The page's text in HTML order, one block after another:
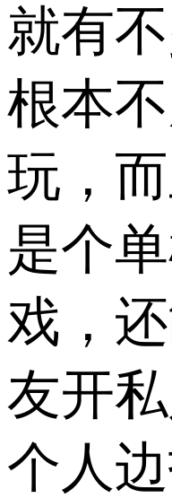
就有
根本
玩，
是个
戏，
友开
个人